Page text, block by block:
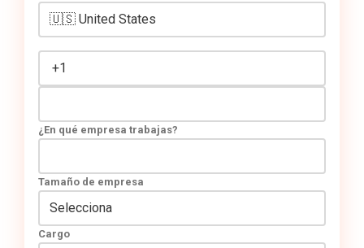
¿En qué empresa trabajas?
Tamaño de empresa
Cargo